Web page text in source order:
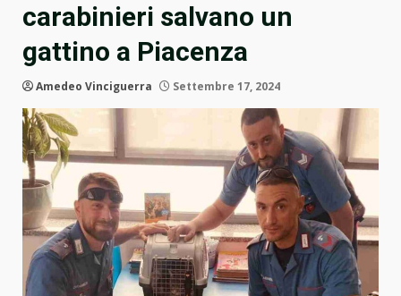
carabinieri salvano un
gattino a Piacenza
Amedeo Vinciguerra Settembre 17, 2024